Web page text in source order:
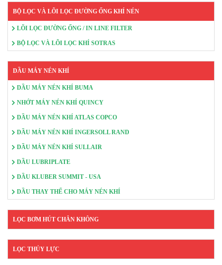
BỘ LỌC VÀ LÕI LỌC ĐƯỜNG ỐNG KHÍ NÉN
LÕI LỌC ĐƯỜNG ỐNG / IN LINE FILTER
BỘ LỌC VÀ LÕI LỌC KHÍ SOTRAS
DẦU MÁY NÉN KHÍ
DẦU MÁY NÉN KHÍ BUMA
NHỚT MÁY NÉN KHÍ QUINCY
DẦU MÁY NÉN KHÍ ATLAS COPCO
DẦU MÁY NÉN KHÍ INGERSOLL RAND
DẦU MÁY NÉN KHÍ SULLAIR
DẦU LUBRIPLATE
DẦU KLUBER SUMMIT - USA
DẦU THAY THẾ CHO MÁY NÉN KHÍ
LỌC BƠM HÚT CHÂN KHÔNG
LỌC THỦY LỰC